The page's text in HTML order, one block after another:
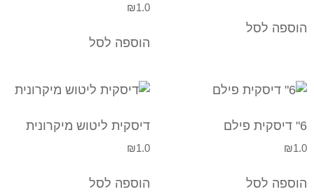
הוספה לסל
₪1.0
הוספה לסל
6" דיסקית פילם
₪1.0
הוספה לסל
דיסקית ליטוש מיקרונית
₪1.0
הוספה לסל